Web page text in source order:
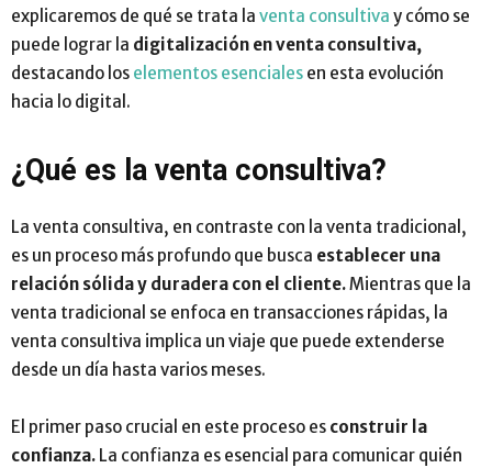
explicaremos de qué se trata la venta consultiva y cómo se
puede lograr la digitalización en venta consultiva,
destacando los elementos esenciales en esta evolución
hacia lo digital.
¿Qué es la venta consultiva?
La venta consultiva, en contraste con la venta tradicional,
es un proceso más profundo que busca establecer una
relación sólida y duradera con el cliente.Mientras que la
venta tradicional se enfoca en transacciones rápidas, la
venta consultiva implica un viaje que puede extenderse
desde un día hasta varios meses.
El primer paso crucial en este proceso es construir la
confianza. La confianza es esencial para comunicar quién